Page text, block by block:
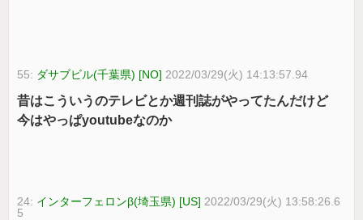
55: ダサブビル(千葉県) [NO] 2022/03/29(火) 14:13:57.94
昔はこういうのテレビとか週刊誌がやってたんだけど
今はやっぱyoutubeなのか
24: インターフェロンβ(埼玉県) [US] 2022/03/29(火) 13:58:26.6
5